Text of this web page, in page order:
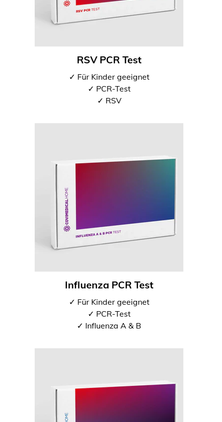
RSV PCR Test
✓ Für Kinder geeignet
✓ PCR-Test
✓ RSV
Influenza PCR Test
✓ Für Kinder geeignet
✓ PCR-Test
✓ Influenza A & B